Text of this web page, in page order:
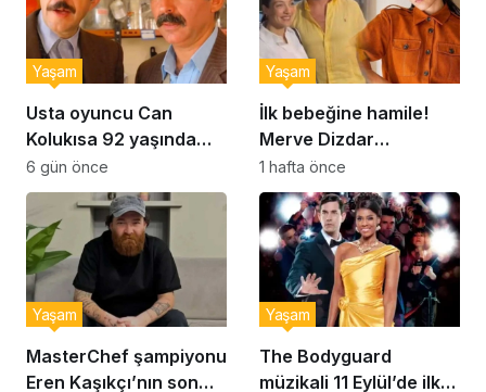
Usta oyuncu Can
Kolukısa 92 yaşında
hayatını kaybetti
Yaşam
6 gün önce
İlk bebeğine hamile!
Merve Dizdar
sessizliğini bozdu: ‘İsim
bulmak çok zor’
Yaşam
1 hafta önce
MasterChef şampiyonu
Eren Kaşıkçı’nın son
Yaşam
The Bodyguard
müzikali 11 Eylül’de ilk
Yaşam